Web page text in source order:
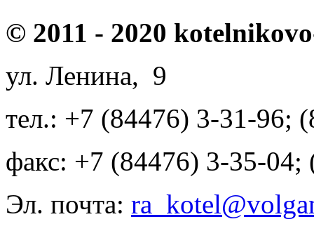
© 2011 - 2020
ул. Ленина, 9
тел.: +7 (84476) 3-31-96;
факс: +7 (84476) 3-35-04;
Эл. почта: